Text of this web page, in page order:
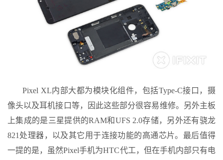
Pixel XL内部大都为模块化组件，包括Type-C接口，摄
像头以及耳机接口等，因此这些部分很容易维修。另外主板
上集成的是三星提供的RAM和UFS 2.0存储，另外还有骁龙
821处理器，以及其它用于连接功能的高通芯片。最后值得
一提的是，虽然Pixel手机为HTC代工，但在手机内部只有电